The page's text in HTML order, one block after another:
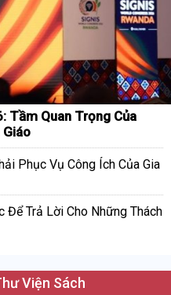
Tầm Quan Trọng Của
Phục Vụ Công Ích Của Gia
Để Trả Lời Cho Những Thách
Viện Sách